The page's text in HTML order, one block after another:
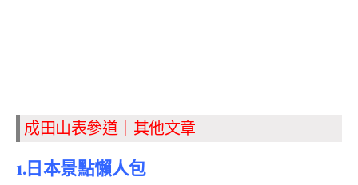
成田山表參道｜其他文章
1.日本景點懶人包